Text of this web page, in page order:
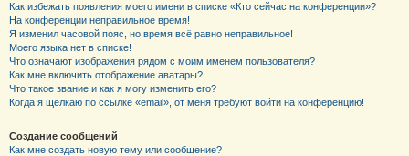
Как избежать появления моего имени в списке «Кто сейчас на конференции»?
На конференции неправильное время!
Я изменил часовой пояс, но время всё равно неправильное!
Моего языка нет в списке!
Что означают изображения рядом с моим именем пользователя?
Как мне включить отображение аватары?
Что такое звание и как я могу изменить его?
Когда я щёлкаю по ссылке «email», от меня требуют войти на конференцию!
Создание сообщений
Как мне создать новую тему или сообщение?